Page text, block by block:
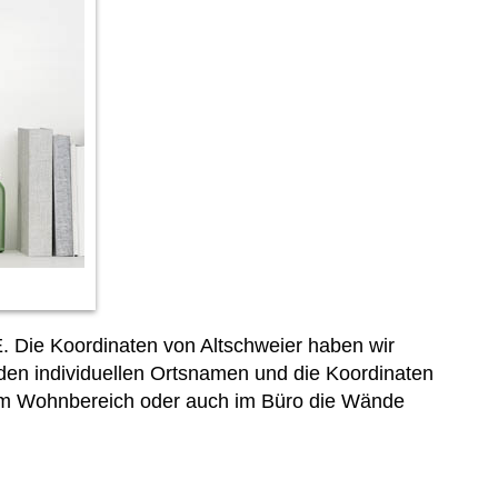
Die Koordinaten von Altschweier haben wir
individuellen Ortsnamen und die Koordinaten
Wohnbereich oder auch im Büro die Wände